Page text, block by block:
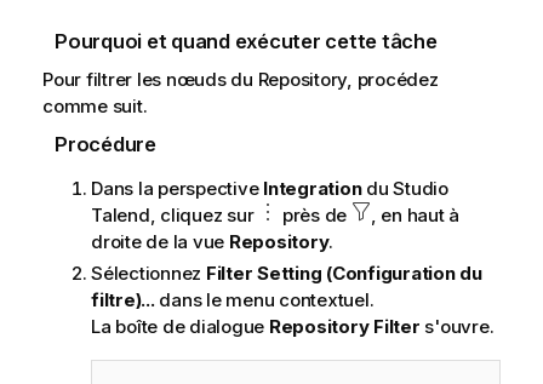
i
o
n
Pourquoi et quand exécuter cette tâche
Pour filtrer les nœuds du Repository, procédez
comme suit.
Procédure
Dans la perspective Integration duStudio
Talend, cliquez sur près de
, en haut à
droite de la vue Repository.
Sélectionnez Filter Setting (Configuration du
filtre)...dans le menu contextuel.
La boîte de dialogue Repository Filter s'ouvre.